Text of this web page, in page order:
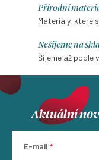
Přírodní
Materiály, které
Nešijeme na
Šijeme až podle
Aktuální
E-mail